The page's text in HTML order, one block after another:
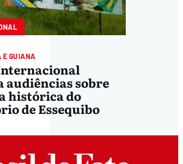
E GUIANA
audiências sobre
histórica do
de Essequibo